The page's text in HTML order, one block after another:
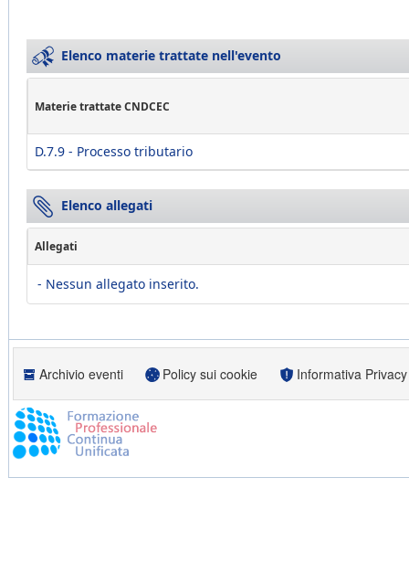
Elenco materie trattate nell'evento
Materie trattate CNDCEC
D.7.9 - Processo tributario
Elenco allegati
Allegati
- Nessun allegato inserito.
Archivio eventi Policy sui cookie Informativa Privacy